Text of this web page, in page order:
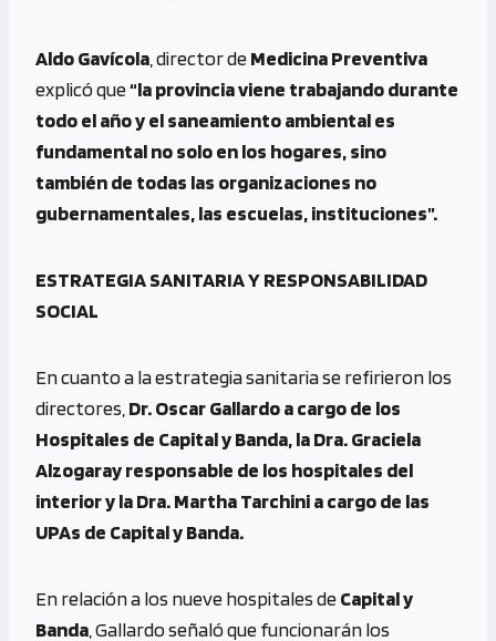
Aldo Gavícola , director deMedicina Preventiva
explicó que“la provincia viene trabajando durante
todo el año y el saneamiento ambiental es
fundamental no solo en los hogares, sino
también de todas las organizaciones no
gubernamentales, las escuelas, instituciones”.
ESTRATEGIA SANITARIA Y RESPONSABILIDAD
SOCIAL
En cuanto a la estrategia sanitaria se refirieron los
directores, Dr. Oscar Gallardo a cargo de los
Hospitales de Capital y Banda, la Dra. Graciela
Alzogaray responsable de los hospitales del
interior y la Dra. Martha Tarchini a cargo de las
UPAs de Capital y Banda.
En relación a los nueve hospitales deCapital y
Banda , Gallardo señaló que funcionarán los